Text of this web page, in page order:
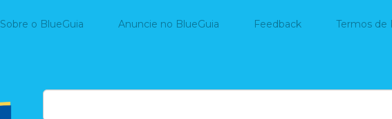
Home
Sobre o BlueGuia Anuncie no BlueGuia Feedback Termos de